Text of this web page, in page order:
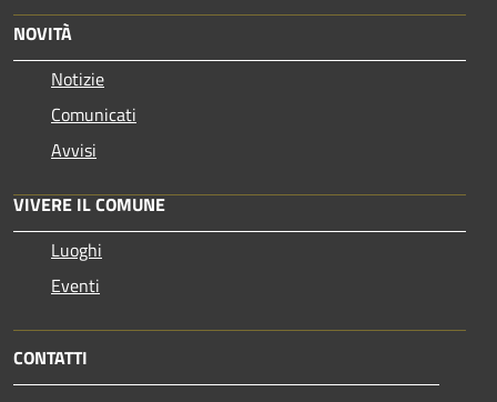
NOVITÀ
Notizie
Comunicati
Avvisi
VIVERE IL COMUNE
Luoghi
Eventi
CONTATTI